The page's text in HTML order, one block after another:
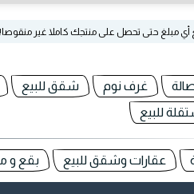
أي مبلغ حتى تحصل على منتجك كاملا غير
غرف نوم شقق للبيع
للبيع
عقارات وشقق للبيع بقع و